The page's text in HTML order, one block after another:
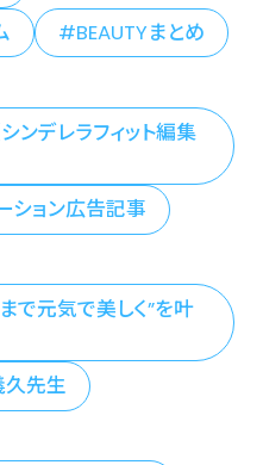
BEAUTYまとめ
ンデレラフィット編集
ション広告記事
で元気で美しく”を叶
久先生